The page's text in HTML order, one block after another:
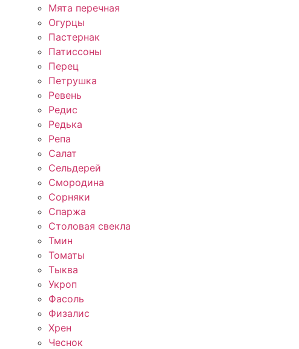
Мята перечная
Огурцы
Пастернак
Патиссоны
Перец
Петрушка
Ревень
Редис
Редька
Репа
Салат
Сельдерей
Смородина
Сорняки
Спаржа
Столовая свекла
Тмин
Томаты
Тыква
Укроп
Фасоль
Физалис
Хрен
Чеснок